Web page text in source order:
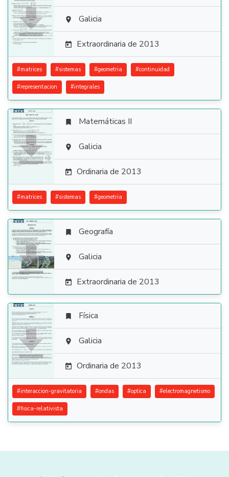
  Galicia
 Extraordinaria de 2013
#matrices #sistemas #geometria #continuidad
#representacion #integrales

 Matemáticas II
 Galicia
 Ordinaria de 2013
#matrices #sistemas #geometria

 Geografía
 Galicia
 Extraordinaria de 2013

 Física
 Galicia
 Ordinaria de 2013
#interaccion-gravitatoria #ondas #optica #electromagnetismo
#fisica-relativista